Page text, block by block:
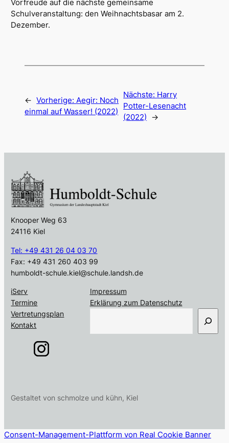
Vorfreude auf die nächste gemeinsame
Schulveranstaltung: den Weihnachtsbasar am 2.
Dezember.
← Vorherige:Aegir: Noch
einmal auf Wasser! (2022)
Nächste: Harry
Potter-Lesenacht
(2022)
→
Knooper Weg 63
24116 Kiel
Tel: +49 431 26 04 03 70
Fax: +49 431 260 403 99
humboldt-schule.kiel@schule.landsh.de
iServ
Termine
Vertretungsplan
Kontakt
Impressum
Erklärung zum Datenschutz
c
Gestaltet von schmolze und kühn, Kiel
Consent-Management-Plattform von Real Cookie Banner